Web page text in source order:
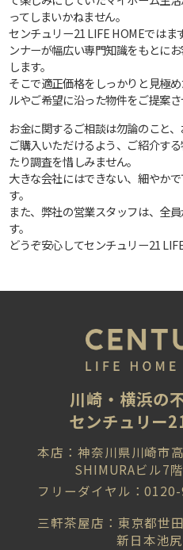
ってしまいかねません。
センチュリー21 LIFE HOMEでは
ンナーが幅広い専門知識をもとに
します。
そこで適正価格をしっかりと見極
ルやご希望に沿った物件をご提案さ
お金に関するご相談は勿論のこと
ご購入いただけるよう、ご紹介す
たり調査を惜しみません。
大きな会社にはできない、細やか
す。
また、弊社の営業スタッフは、全
す。
どうぞ安心してセンチュリー21
川崎・横浜の
センチュリー
本店：神奈川県川崎市
SHIMURAビル7階
フリーダイヤル：
三軒茶屋店：東京都世
新日本池